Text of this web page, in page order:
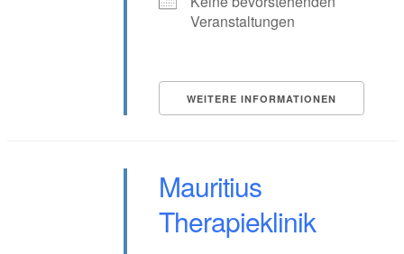
Veranstaltungen
WEITERE INFORMATIONEN
Mauritius
Therapieklinik